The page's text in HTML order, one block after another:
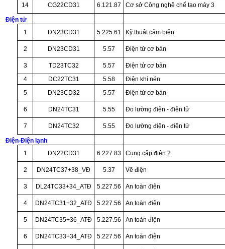
14 CG22CD31 6.121.87 Cơ sở Công nghệ chế tạo máy 3
Điện tử
1
DN23CD31 5.225.61 Kỹ thuật cảm biến
2 DN23CD31 5.57 Điện tử cơ bản
3 TD23TC32 5.57
Điện tử cơ bản
4
DC22TC31 5.58
Điện khí nén
5
DN23CD32 5.57 Điện tử cơ bản
6 DN24TC31 5.55 Đo lường điện - điện tử
7 DN24TC32 5.55 Đo lường điện - điện tử
Điện-Điện lạnh
1
DN22CD31 6.227.83 Cung cấp điện 2
2 DN24TC37+38_VĐ 5.37 Vẽ điện
3 DL24TC33+34_ATĐ 5.227.56 An toàn điện
4 DN24TC31+32_ATĐ 5.227.56 An toàn điện
5 DN24TC35+36_ATĐ 5.227.56 An toàn điện
6 DN24TC33+34_ATĐ 5.227.56 An toàn điện